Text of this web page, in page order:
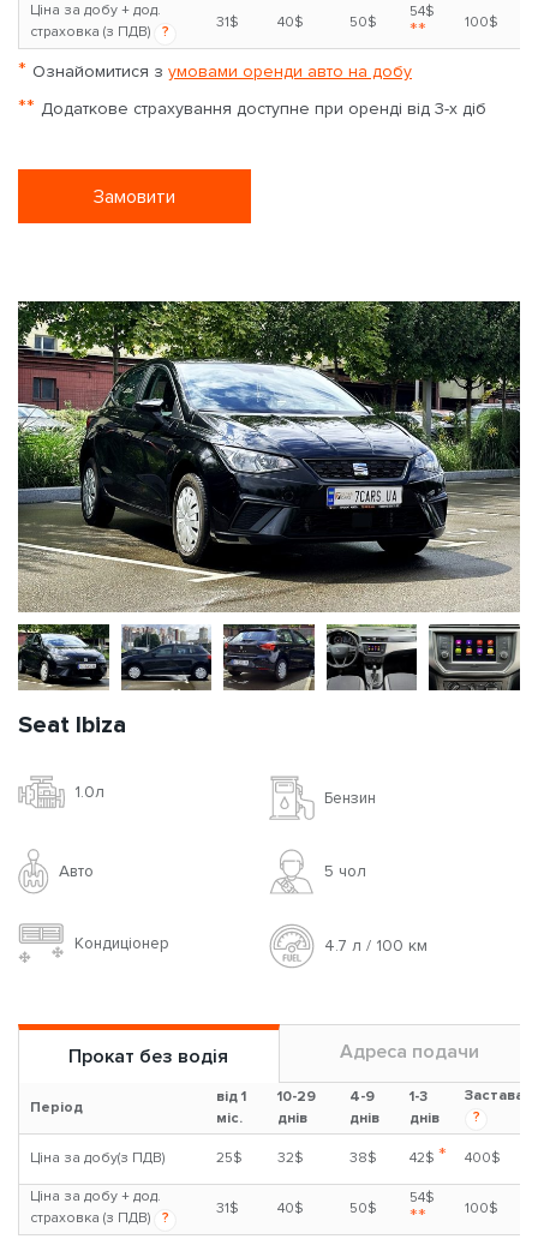
Ціна за добу + дод.
страховка (з ПДВ)
?
31$ 40$ 50$
54$
** 100$
* Ознайомитися з умовами оренди авто на добу
** Додаткове страхування доступне при оренді від 3-х діб
Замовити
Seat Ibiza
1.0л Бензин
Авто 5 чoл
Кондиціонер 4.7 л / 100 км
Прокат без водія Адреса подачи
Період
від 1
міс.
10-29
днів
4-9
днів
1-3
днів
Застава
?
Ціна за добу(з ПДВ) 25$ 32$ 38$ 42$ * 400$
Ціна за добу + дод.
страховка (з ПДВ)
?
31$ 40$ 50$
54$
** 100$